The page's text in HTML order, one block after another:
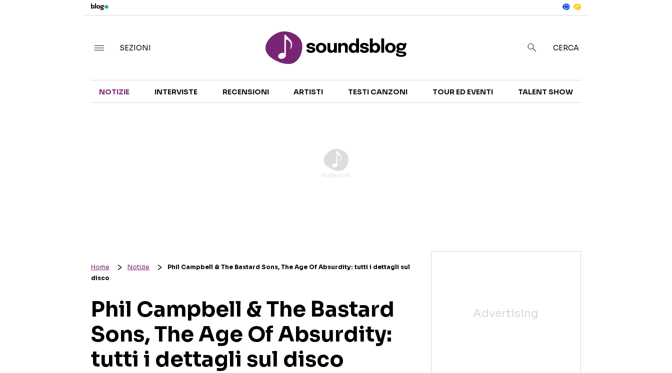
TALENT SHOW
SEZIONI CERCA
NOTIZIE INTERVISTE RECENSIONI ARTISTI TESTI CANZONI TOUR ED EVENTI TALENT SHOW
Home Notizie
Phil Campbell & The Bastard Sons, The Age Of Absurdity: tutti i dettagli sul
disco
Phil Campbell & The Bastard
Sons, The Age Of Absurdity:
tutti i dettagli sul disco